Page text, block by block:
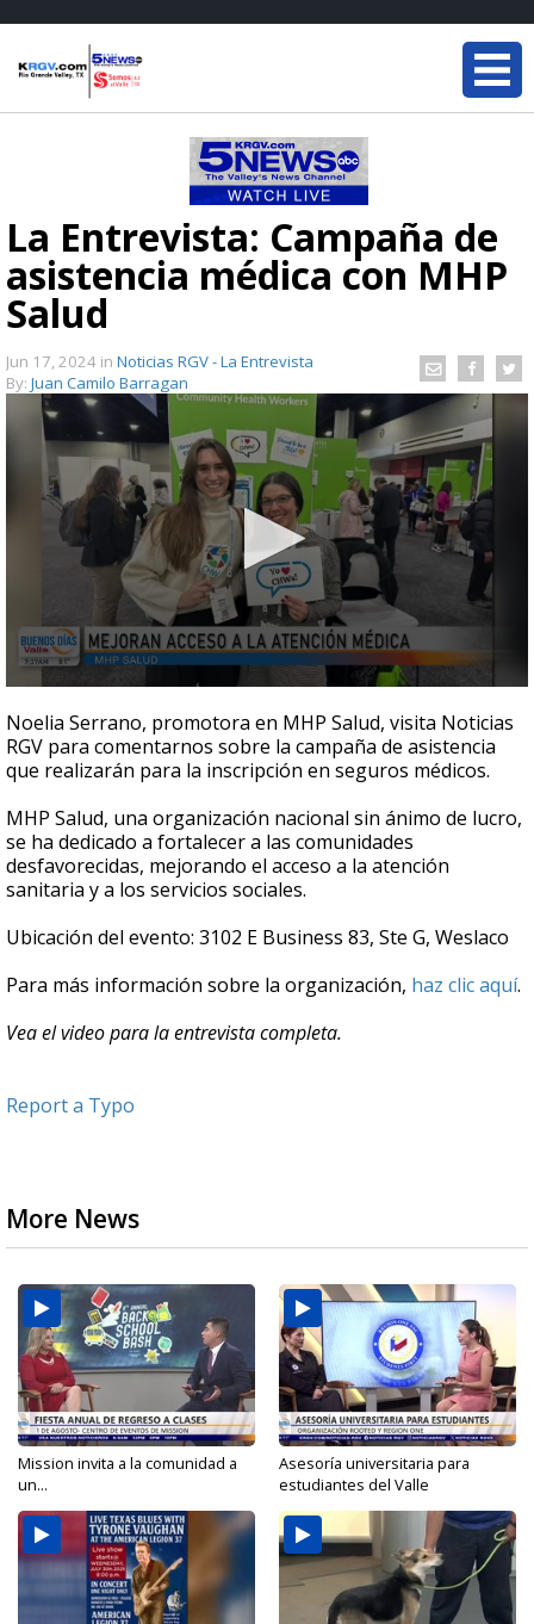
La Entrevista: Campaña de
asistencia médica con MHP
Salud
Jun 17, 2024 in Noticias RGV - La Entrevista
By: Juan Camilo Barragan
seconds
of
4
minutes,
seconds
Noelia Serrano, promotora en MHP Salud, visita Noticias
RGV para comentarnos sobre la campaña de asistencia
que realizarán para la inscripción en seguros médicos.
MHP Salud, una organización nacional sin ánimo de lucro,
se ha dedicado a fortalecer a las comunidades
desfavorecidas, mejorando el acceso a la atención
sanitaria y a los servicios sociales.
Ubicación del evento: 3102 E Business 83, Ste G, Weslaco
Para más información sobre la organización, haz clic aquí.
Vea el video para la entrevista completa.
Report a Typo
More News
Mission invita a la comunidad a
un...
Asesoría universitaria para
estudiantes del Valle